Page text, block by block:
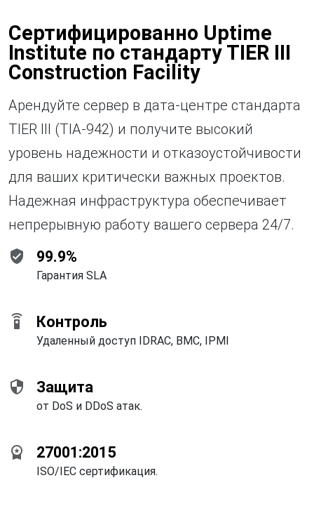
Сертифицированно Uptime
Institute по стандарту TIER III
Construction Facility
Арендуйте сервер в дата-центре стандарта
TIER III (TIA-942) и получите высокий
уровень надежности и отказоустойчивости
для ваших критически важных проектов.
Надежная инфраструктура обеспечивает
непрерывную работу вашего сервера 24/7.
verified_user
99.9%
Гарантия SLA
settings_remote Контроль
Удаленный доступ IDRAC, BMC, IPMI
security Защита
от DoS и DDoS атак.
workspace_premium 27001:2015
ISO/IEC сертификация.